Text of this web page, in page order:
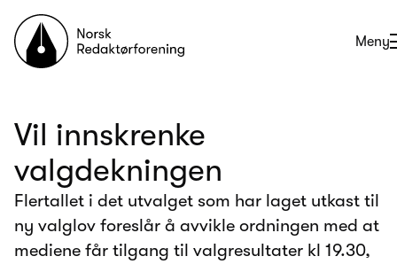
Til forsiden
Åpne
Meny
Vil innskrenke
valgdekningen
Flertallet i det utvalget som har laget utkast til
ny valglov foreslår å avvikle ordningen med at
mediene får tilgang til valgresultater kl 19.30,